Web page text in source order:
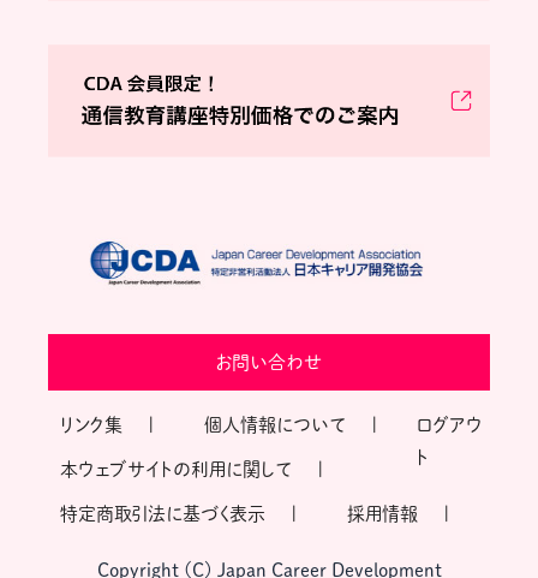
お問い合わせ
リンク集 個人情報について
本ウェブサイトの利用に関して
特定商取引法に基づく表示 採用情報
ログアウ
ト
Copyright (C) Japan Career Development